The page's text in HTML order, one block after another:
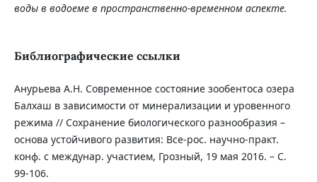
воды в водоеме в пространственно-временном аспекте.
Библиографические ссылки
Анурьева А.Н. Современное состояние зообентоса озера
Балхаш в зависимости от минерализации и уровенного
режима // Сохранение биологического разнообразия –
основа устойчивого развития: Все-рос. научно-практ.
конф. с междунар. участием, Грозный, 19 мая 2016. – С.
99-106.